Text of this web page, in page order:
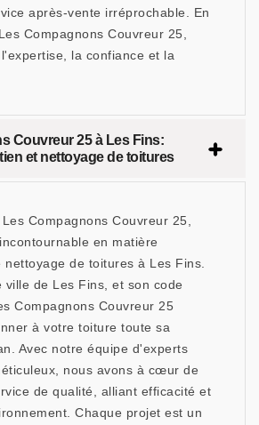
après-vente irréprochable. En
Compagnons Couvreur 25,
la confiance et la
Couvreur 25 à Les Fins:
et nettoyage de toitures
Compagnons Couvreur 25,
en matière
de toitures à Les Fins.
ville de Les Fins, et son code
Compagnons Couvreur 25
à votre toiture toute sa
Avec notre équipe d'experts
nous avons à cœur de
de qualité, alliant efficacité et
Chaque projet est un